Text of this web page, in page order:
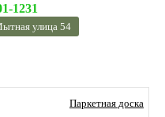
1231
улица 54
Паркетная доска